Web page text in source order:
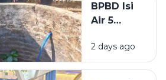
Beraksi di
11 TKP
BPBD Isi
Air 5
Warga
Sumenep
2 days ago